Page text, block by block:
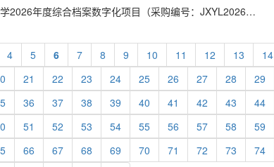
江西财经大学2026年度综合档案数字化项目（采购编号：JXYL2026-B0508）公开比选公告
4 5 6 7 8 9 10 11 12 13 14
21 22 23 24 25 26 27 28 29
36 37 38 39 40 41 42 43 44
51 52 53 54 55 56 57 58 59
66 67 68 69 70 71 72 73 74